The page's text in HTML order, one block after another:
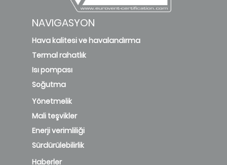
NAVIGASYON
Hava kalitesi ve havalandırma
Termal rahatlık
Isı pompası
Soğutma
Yönetmelik
Mali teşvikler
Enerji verimliliği
Sürdürülebilirlik
Haberler